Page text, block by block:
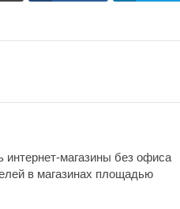
интернет-магазины без офиса
в магазинах площадью